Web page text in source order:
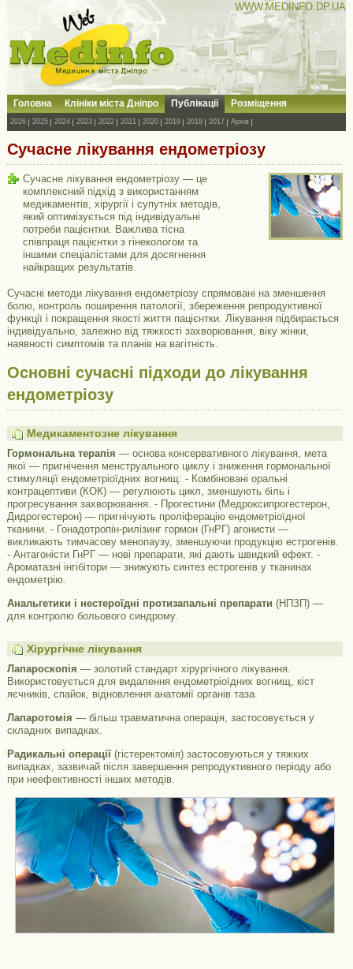
WWW.MEDINFO.DP.UA
Головна Клініки міста Дніпро Публікації Розміщення
2026 2025 2024 2023 2022 2021 2020 2019 2018 2017 Архів
Сучасне лікування ендометріозу
Сучасне лікування ендометріозу — це
комплексний підхід з використанням
медикаментів, хірургії і супутніх методів,
який оптимізується під індивідуальні
потреби пацієнтки. Важлива тісна
співпраця пацієнтки з гінекологом та
іншими спеціалістами для досягнення
найкращих результатів.
Сучасні методи лікування ендометріозу спрямовані на зменшення
болю, контроль поширення патології, збереження репродуктивної
функції і покращення якості життя пацієнтки. Лікування підбирається
індивідуально, залежно від тяжкості захворювання, віку жінки,
наявності симптомів та планів на вагітність.
Основні сучасні підходи до лікування
ендометріозу
Медикаментозне лікування
Гормональна терапія — основа консервативного лікування, мета
якої — пригнічення менструального циклу і зниження гормональної
стимуляції ендометріоїдних вогнищ: - Комбіновані оральні
контрацептиви (КОК) — регулюють цикл, зменшують біль і
прогресування захворювання. - Прогестини (Медроксипрогестерон,
Дидрогестерон) — пригнічують проліферацію ендометріоїдної
тканини. - Гонадотропін-рилізинг гормон (ГнРГ) агонисти —
викликають тимчасову менопаузу, зменшуючи продукцію естрогенів.
- Антагоністи ГнРГ — нові препарати, які дають швидкий ефект. -
Ароматазні інгібітори — знижують синтез естрогенів у тканинах
ендометрію.
Анальгетики і нестероїдні протизапальні препарати (НПЗП) —
для контролю больового синдрому.
Хірургічне лікування
Лапароскопія — золотий стандарт хірургічного лікування.
Використовується для видалення ендометріоїдних вогнищ, кіст
яєчників, спайок, відновлення анатомії органів таза.
Лапаротомія — більш травматична операція, застосовується у
складних випадках.
Радикальні операції(гістеректомія) застосовуються у тяжких
випадках, зазвичай після завершення репродуктивного періоду або
при неефективності інших методів.